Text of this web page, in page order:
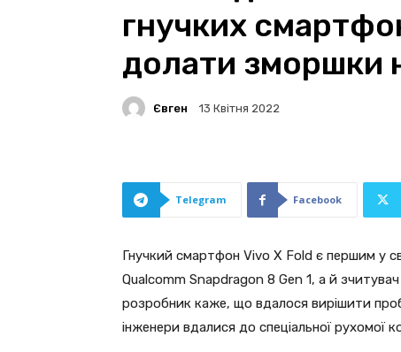
гнучких
долати зморшки
Євген 13 Квітня 2022
Telegram Facebook
Гнучкий смартфон Vivo X Fold є першим у
Qualcomm Snapdragon 8 Gen 1, а й зчитувач
розробник каже, що вдалося вирішити
інженери вдалися до спеціальної рухомої